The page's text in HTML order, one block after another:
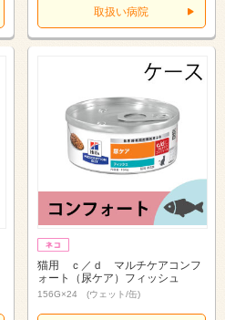
取扱い病院
猫用 ｃ／ｄ マルチケアコンフ
ォート（尿ケア）フィッシュ
156G×24 (ウェット/缶)